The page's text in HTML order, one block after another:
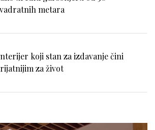
metara
koji stan za izdavanje čini
za život
urediti dom ako volite more i plažu